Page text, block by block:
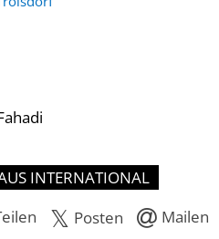
INTERNATIONAL
Posten
Mailen